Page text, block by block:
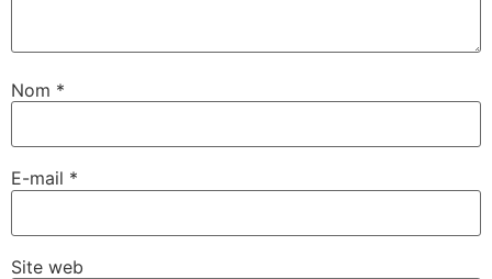
Nom *
E-mail *
Site web